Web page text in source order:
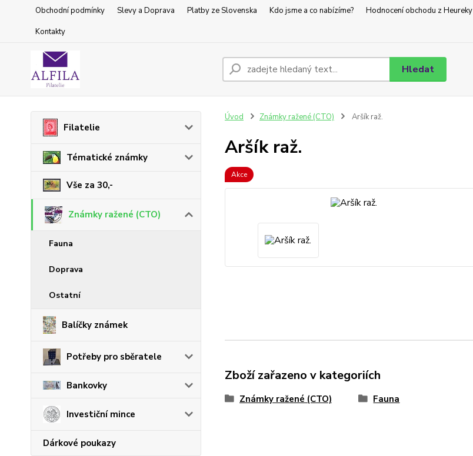
Obchodní podmínky Slevy a Doprava Platby ze Slovenska Kdo jsme a co nabízíme? Hodnocení obchodu z Heureky
Kontakty
Hledat
Filatelie
Tématické známky
Vše za 30,-
Známky ražené (CTO)
Fauna
Doprava
Ostatní
Balíčky známek
Potřeby pro sběratele
Bankovky
Investiční mince
Dárkové poukazy
Úvod Známky ražené (CTO) Aršík raž.
Aršík raž.
Akce
Zboží zařazeno v kategoriích
Známky ražené (CTO) Fauna